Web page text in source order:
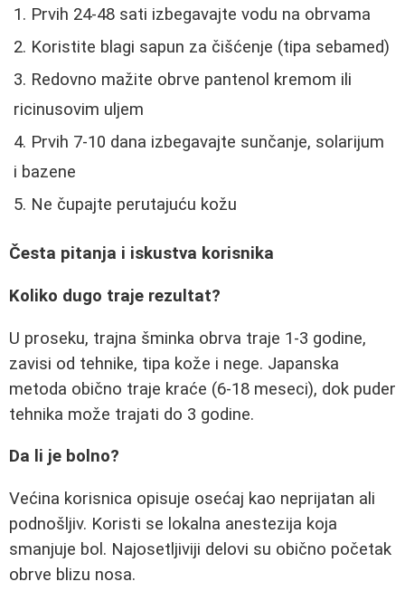
Prvih 24-48 sati izbegavajte vodu na obrvama
Koristite blagi sapun za čišćenje (tipa sebamed)
Redovno mažite obrve pantenol kremom ili
ricinusovim uljem
Prvih 7-10 dana izbegavajte sunčanje, solarijum
i bazene
Ne čupajte perutajuću kožu
Česta pitanja i iskustva korisnika
Koliko dugo traje rezultat?
U proseku, trajna šminka obrva traje 1-3 godine,
zavisi od tehnike, tipa kože i nege. Japanska
metoda obično traje kraće (6-18 meseci), dok puder
tehnika može trajati do 3 godine.
Da li je bolno?
Većina korisnica opisuje osećaj kao neprijatan ali
podnošljiv. Koristi se lokalna anestezija koja
smanjuje bol. Najosetljiviji delovi su obično početak
obrve blizu nosa.